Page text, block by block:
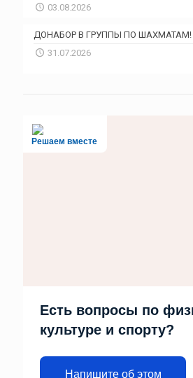
03.08.2026
ДОНАБОР В ГРУППЫ ПО ШАХМАТАМ!
31.07.2026
Решаем вместе
Есть вопросы по
культуре и спорту?
Напишите об этом